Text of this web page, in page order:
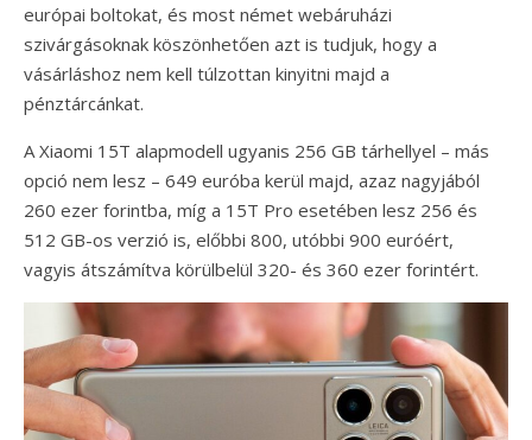
európai boltokat, és most német webáruházi
szivárgásoknak köszönhetően azt is tudjuk, hogy a
vásárláshoz nem kell túlzottan kinyitni majd a
pénztárcánkat.
A Xiaomi 15T alapmodell ugyanis 256 GB tárhellyel – más
opció nem lesz – 649 euróba kerül majd, azaz nagyjából
260 ezer forintba, míg a 15T Pro esetében lesz 256 és
512 GB-os verzió is, előbbi 800, utóbbi 900 euróért,
vagyis átszámítva körülbelül 320- és 360 ezer forintért.